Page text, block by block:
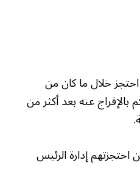
خلال ما كان من
عنه بعد أكثر من
إدارة الرئيس